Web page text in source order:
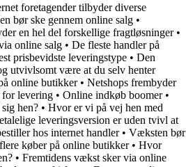
foretagender tilbyder diverse
bør ske gennem online salg •
en hel del forskellige fragtløsninger•
online salg • De fleste handler på
prisbevidste leveringstype • Den
utvivlsomt være at du selv henter
online butikker• Netshops frembyder
for levering • Online indkøb boomer•
hen? • Hvor er vi på vej hen med
leveringsversion er uden tvivl at
hos internet handler• Væksten bør
køber på online butikker• Hvor
• Fremtidens vækst sker via online